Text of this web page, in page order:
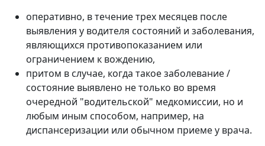
оперативно, в течение трех месяцев после
выявления у водителя состояний и заболевания,
являющихся противопоказанием или
ограничением к вождению,
притом в случае, когда такое заболевание /
состояние выявлено не только во время
очередной "водительской" медкомиссии, но и
любым иным способом, например, на
диспансеризации или обычном приеме у врача.